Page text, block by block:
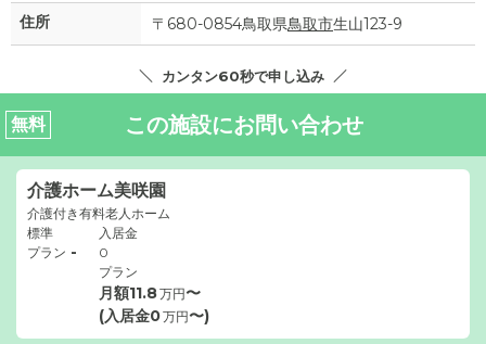
住所 〒680-0854鳥取県鳥取市生山123-9
カンタン60秒で申し込み
無料 この施設にお問い合わせ
介護ホーム美咲園
介護付き有料老人ホーム
標準
プラン -
入居金
0
プラン
月額11.8万円〜
(入居金0万円〜)